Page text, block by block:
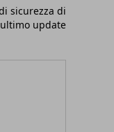
sicurezza di
update